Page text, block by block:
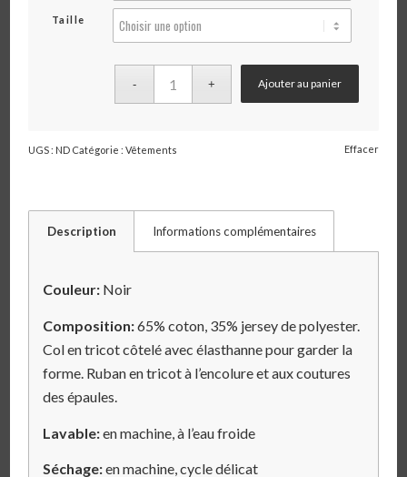
Taille
Effacer
Ajouter au panier
UGS : ND Catégorie :Vêtements
Description Informations complémentaires
Couleur: Noir
Composition:65% coton, 35% jersey de polyester.
Col en tricot côtelé avec élasthanne pour garder la
forme. Ruban en tricot à l’encolure et aux coutures
des épaules.
Lavable:en machine, à l’eau froide
Séchage:en machine, cycle délicat